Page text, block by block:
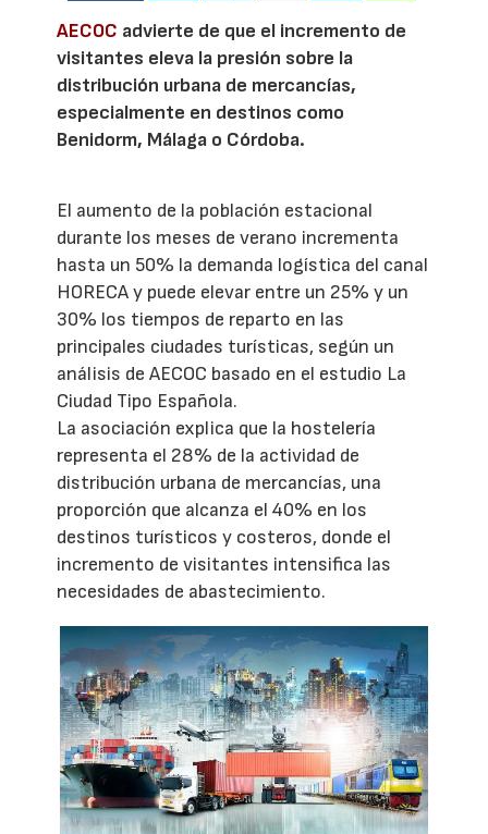
AECOC advierte de que el incremento de
visitantes eleva la presión sobre la
distribución urbana de mercancías,
especialmente en destinos como
Benidorm, Málaga o Córdoba.
El aumento de la población estacional
durante los meses de verano incrementa
hasta un 50% la demanda logística del canal
HORECA y puede elevar entre un 25% y un
30% los tiempos de reparto en las
principales ciudades turísticas, según un
análisis de AECOC basado en el estudio La
Ciudad Tipo Española.
La asociación explica que la hostelería
representa el 28% de la actividad de
distribución urbana de mercancías, una
proporción que alcanza el 40% en los
destinos turísticos y costeros, donde el
incremento de visitantes intensifica las
necesidades de abastecimiento.